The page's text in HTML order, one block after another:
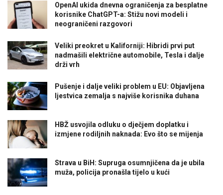
OpenAI ukida dnevna ograničenja za besplatne
korisnike ChatGPT-a: Stižu novi modeli i
neograničeni razgovori
Veliki preokret u Kaliforniji: Hibridi prvi put
nadmašili električne automobile, Tesla i dalje
drži vrh
Pušenje i dalje veliki problem u EU: Objavljena
ljestvica zemalja s najviše korisnika duhana
HBŽ usvojila odluku o dječjem doplatku i
izmjene rodiljnih naknada: Evo što se mijenja
Strava u BiH: Supruga osumnjičena da je ubila
muža, policija pronašla tijelo u kući